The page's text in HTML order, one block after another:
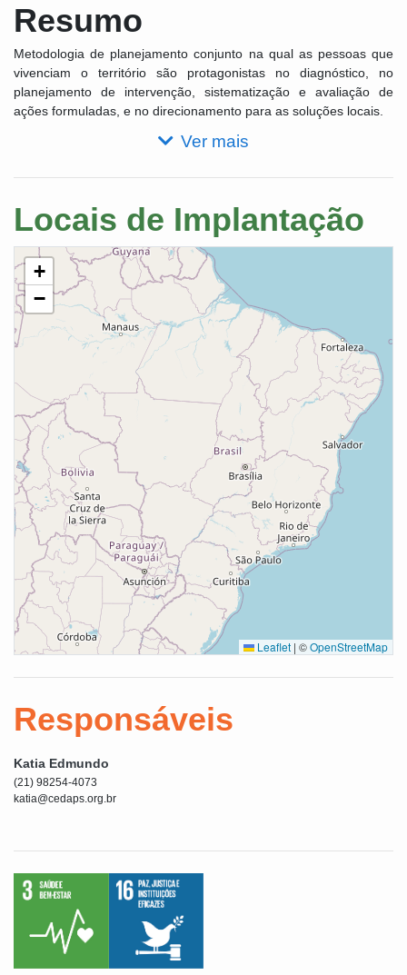
Resumo
Metodologia de planejamento conjunto na qual as pessoas que
vivenciam o território são protagonistas no diagnóstico, no
planejamento de intervenção, sistematização e avaliação de
ações formuladas, e no direcionamento para as soluções locais.
Ver mais
Locais de Implantação
+
−
Leaflet | ©OpenStreetMap
Responsáveis
Katia Edmundo
(21) 98254-4073
katia@cedaps.org.br